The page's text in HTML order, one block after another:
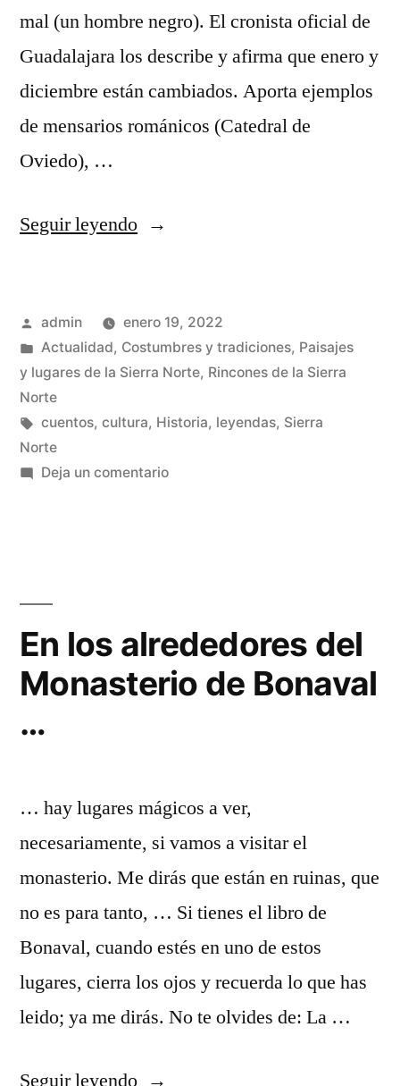
mal (un hombre negro). El cronista oficial de
Guadalajara los describe y afirma que enero y
diciembre están cambiados. Aporta ejemplos
de mensarios románicos (Catedral de
Oviedo), …
Seguir leyendo«El
Publicado
por
admin
enero 19, 2022
Publicado
en
Actualidad, Costumbres y tradiciones, Paisajes
y lugares de la Sierra Norte, Rincones de la Sierra
Norte
Etiquetas:
cuentos, cultura, Historia, leyendas, Sierra
Norte
Deja un comentarioen
En los alrededores del
Monasterio de Bonaval
…
… hay lugares mágicos a ver,
necesariamente, si vamos a visitar el
monasterio. Me dirás que están en ruinas, que
no es para tanto, … Si tienes el libro de
Bonaval, cuando estés en uno de estos
lugares, cierra los ojos y recuerda lo que has
leido; ya me dirás. No te olvides de: La …
Seguir leyendo«En